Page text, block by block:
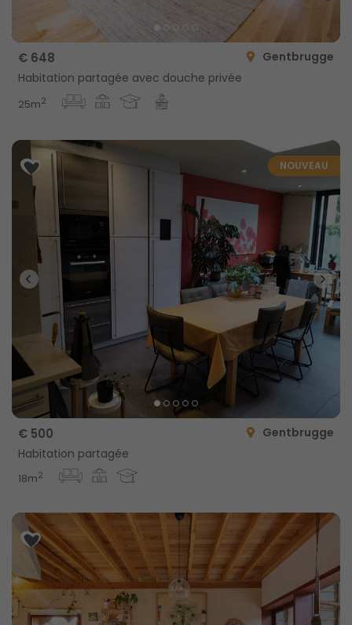
€ 648
Gentbrugge
Habitation partagée avec douche privée
25m2
NOUVEAU
€ 500
Gentbrugge
Habitation partagée
18m2